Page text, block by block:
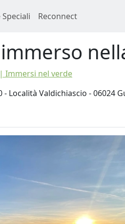
Reconnect
Immersi nel verde
- Località Valdichiascio - 06024